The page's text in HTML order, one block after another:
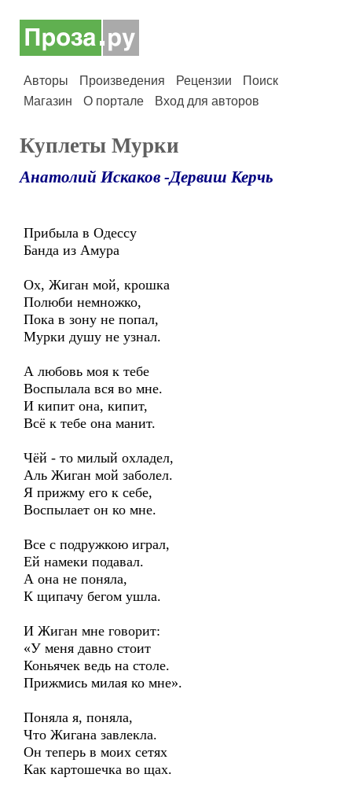
Авторы Произведения Рецензии
Поиск
Магазин
О портале Вход для авторов
Куплеты Мурки
Анатолий Искаков -Дервиш Керчь
Прибыла в Одессу
Банда из Амура
Ох, Жиган мой, крошка
Полюби немножко,
Пока в зону не попал,
Мурки душу не узнал.
А любовь моя к тебе
Воспылала вся во мне.
И кипит она, кипит,
Всё к тебе она манит.
Чёй - то милый охладел,
Аль Жиган мой заболел.
Я прижму его к себе,
Воспылает он ко мне.
Все с подружкою играл,
Ей намеки подавал.
А она не поняла,
К щипачу бегом ушла.
И Жиган мне говорит:
«У меня давно стоит
Коньячек ведь на столе.
Прижмись милая ко мне».
Поняла я, поняла,
Что Жигана завлекла.
Он теперь в моих сетях
Как картошечка во щах.